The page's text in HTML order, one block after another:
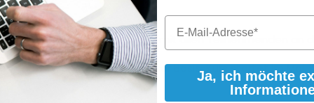
und Frau Kircher gemeinsam mit allen Teilnehmenden an
Weiterbildungen. Unser Basis-Kurs startet im Mai.
Ja, ich möchte